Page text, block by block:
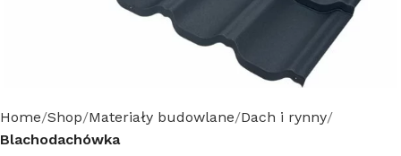
Home Shop Materiały budowlane Dach i rynny
Blachodachówka